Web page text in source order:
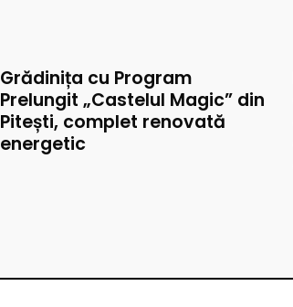
Grădinița cu Program
Prelungit „Castelul Magic” din
Pitești, complet renovată
energetic